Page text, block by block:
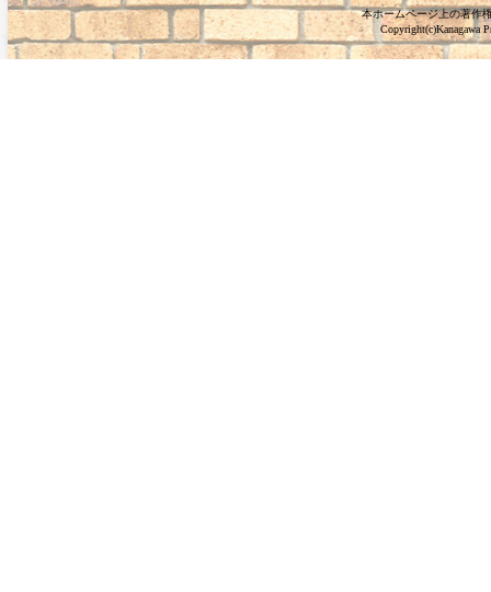
本ホームページ上の著作
Copyright(c)Kanagawa